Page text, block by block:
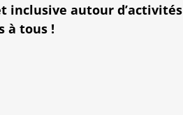
inclusive autour d’activités
à tous !